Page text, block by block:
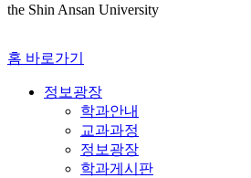
the Shin Ansan University
홈 바로가기
정보광장
학과안내
교과과정
정보광장
학과게시판